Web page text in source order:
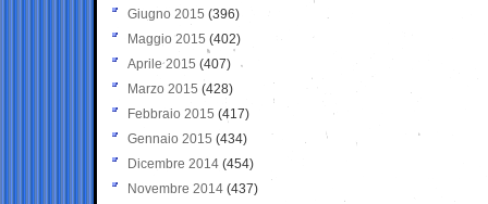
Giugno 2015 (396)
Maggio 2015 (402)
Aprile 2015 (407)
Marzo 2015 (428)
Febbraio 2015 (417)
Gennaio 2015 (434)
Dicembre 2014 (454)
Novembre 2014 (437)